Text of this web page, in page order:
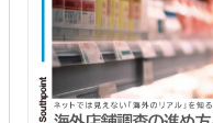
どの国に進出するべきか決
自社事業に最適な進出形態
許認可や規制調査など輸出